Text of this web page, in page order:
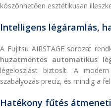
köszönhetően esztétikusan
Intelligens légáramlás,
A Fujitsu AIRSTAGE sorozat
huzatmentes automatikus
légeloszlást biztosít. A
szabályozás precíz, és mindig a
Hatékony fűtés